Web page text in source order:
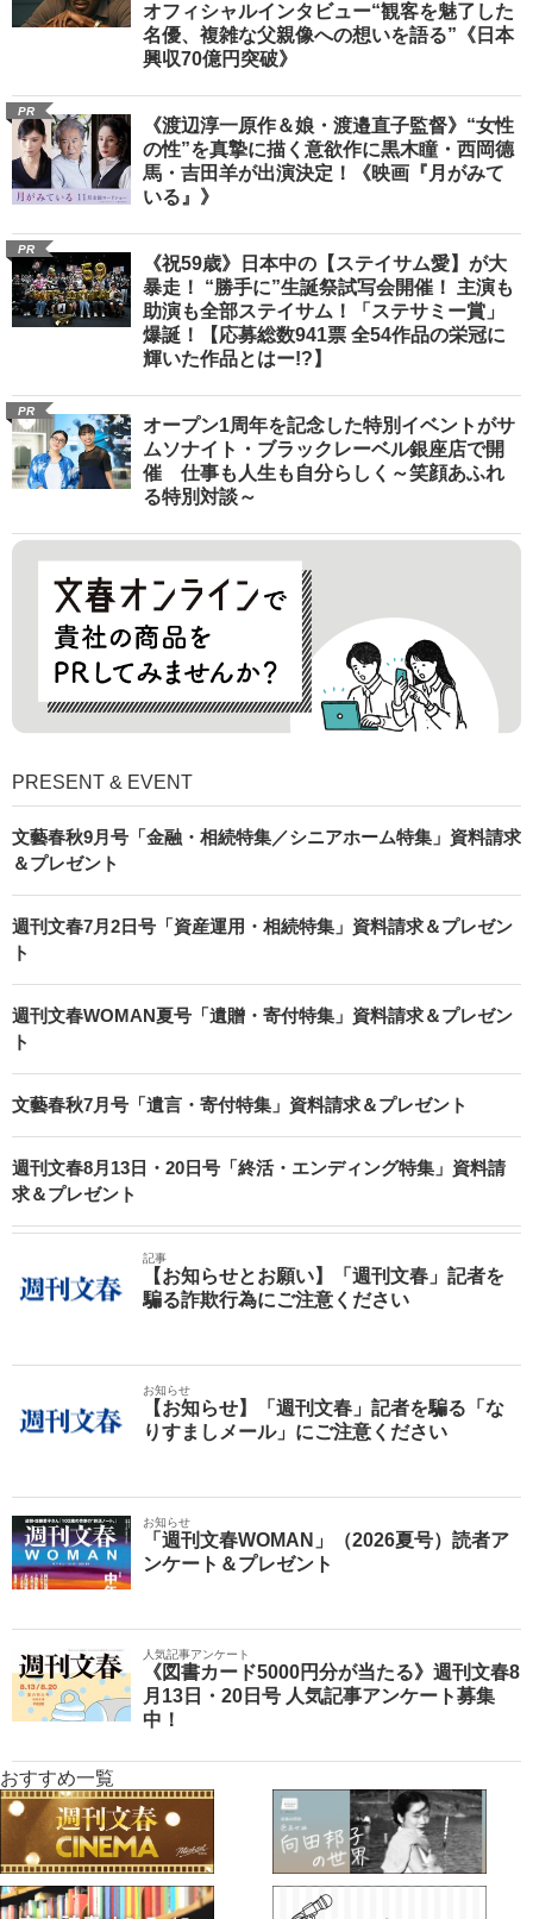
オフィシャルインタビュー“観客を魅了した
名優、複雑な父親像への想いを語る”《日本
興収70億円突破》
PR
《渡辺淳一原作＆娘・渡邉直子監督》“女性
の性”を真摯に描く意欲作に黒木瞳・西岡德
馬・吉田羊が出演決定！《映画『月がみて
いる』》
PR
《祝59歳》日本中の【ステイサム愛】が大
暴走！ “勝手に”生誕祭試写会開催！ 主演も
助演も全部ステイサム！「ステサミー賞」
爆誕！【応募総数941票 全54作品の栄冠に
輝いた作品とはー!?】
PR
オープン1周年を記念した特別イベントがサ
ムソナイト・ブラックレーベル銀座店で開
催 仕事も人生も自分らしく～笑顔あふれ
る特別対談～
PRESENT & EVENT
文藝春秋9月号「金融・相続特集／シニアホーム特集」資料請求
＆プレゼント
週刊文春7月2日号「資産運用・相続特集」資料請求＆プレゼン
ト
週刊文春WOMAN夏号「遺贈・寄付特集」資料請求＆プレゼン
ト
文藝春秋7月号「遺言・寄付特集」資料請求＆プレゼント
週刊文春8月13日・20日号「終活・エンディング特集」資料請
求＆プレゼント
記事
【お知らせとお願い】「週刊文春」記者を
騙る詐欺行為にご注意ください
お知らせ
【お知らせ】「週刊文春」記者を騙る「な
りすましメール」にご注意ください
お知らせ
「週刊文春WOMAN」（2026夏号）読者ア
ンケート＆プレゼント
人気記事アンケート
《図書カード5000円分が当たる》週刊文春8
月13日・20日号 人気記事アンケート募集
中！
おすすめ一覧